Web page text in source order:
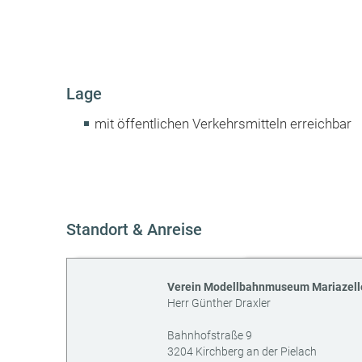
Lage
mit öffentlichen Verkehrsmitteln erreichbar
Standort & Anreise
Verein Modellbahnmuseum
Herr Günther Draxler
Bahnhofstraße 9
3204 Kirchberg an der Pielach